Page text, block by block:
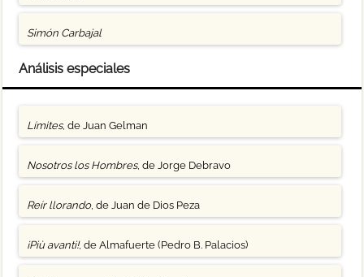
Simón Carbajal
Análisis especiales
Límites, de Juan Gelman
Nosotros los Hombres, de Jorge Debravo
Reír llorando, de Juan de Dios Peza
¡Più avanti!, de Almafuerte (Pedro B. Palacios)